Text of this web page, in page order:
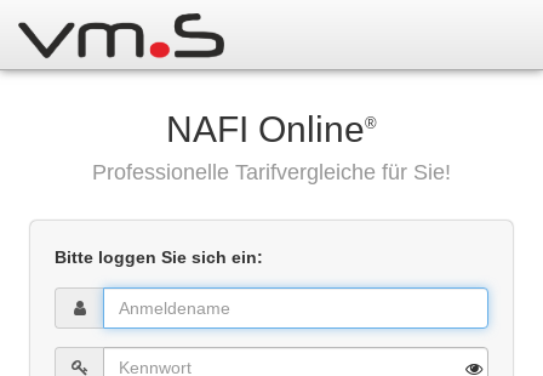
NAFI Online®
Professionelle Tarifvergleiche für Sie!
Bitte loggen Sie sich ein: